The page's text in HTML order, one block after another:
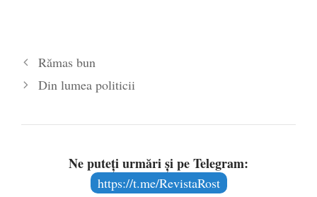
raportului dintre libertate şi
prosperitatea personală şi
Rămas bun
Din lumea politicii
Ne puteți urmări și pe Telegram:
https://t.me/RevistaRost